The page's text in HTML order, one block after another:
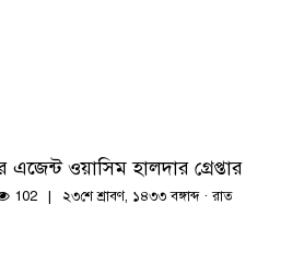
ওয়াসিম হালদার গ্রেপ্তার
102 ২৩শে শ্রাবণ, ১৪৩৩ বঙ্গাব্দ · রাত